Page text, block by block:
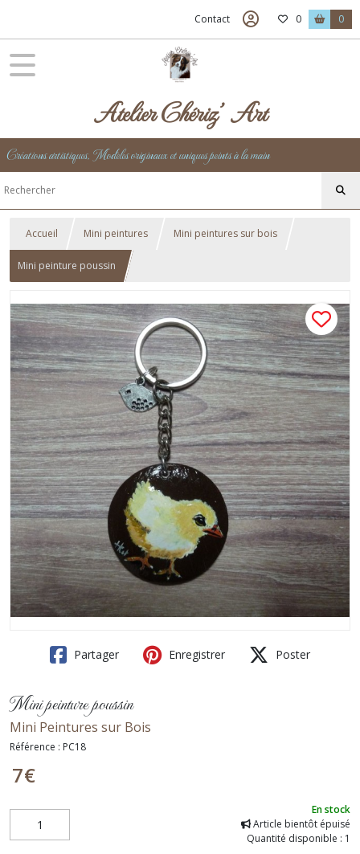
Contact 0 0
Atelier Chériz' Art
Créations artistiques, Modèles originaux et uniques peints à la main
Accueil Mini peintures Mini peintures sur bois
Mini peinture poussin
Partager Enregistrer Poster
Mini peinture poussin
Mini Peintures sur Bois
Référence : PC18
7€
En stock
Article bientôt épuisé
Quantité disponible : 1